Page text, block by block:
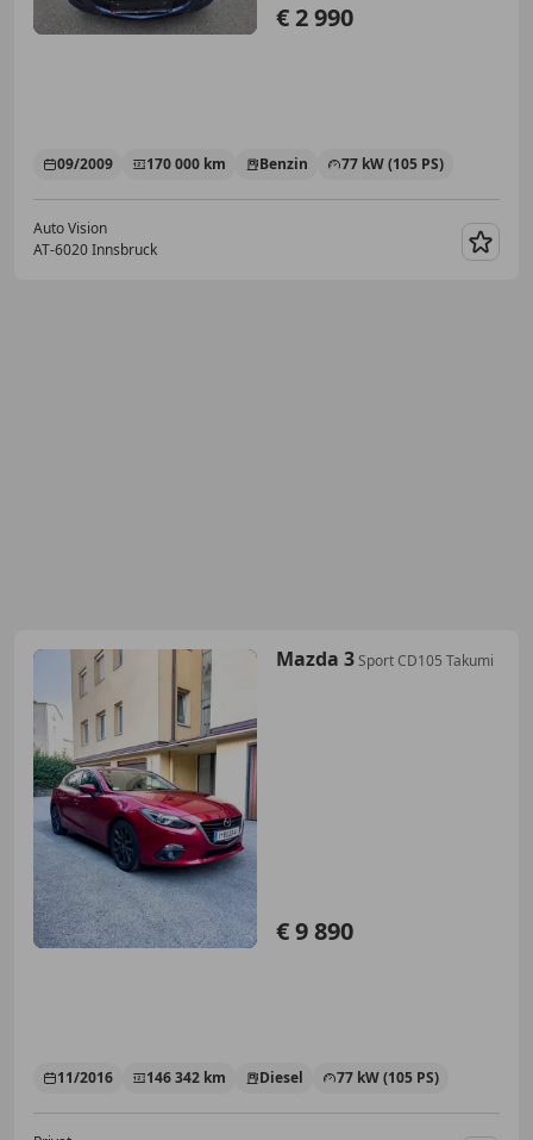
€ 2 990
09/2009 170 000 km Benzin 77 kW (105 PS)
Auto Vision
AT-6020 Innsbruck
Mazda 3Sport CD105 Takumi
€ 9 890
11/2016 146 342 km Diesel 77 kW (105 PS)